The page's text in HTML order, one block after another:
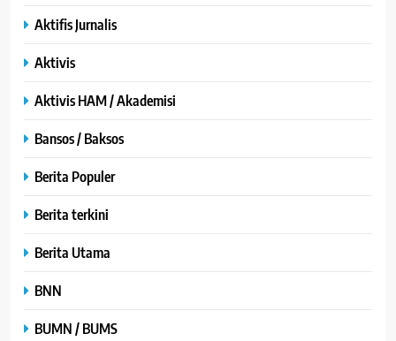
Aktifis Jurnalis
Aktivis
Aktivis HAM / Akademisi
Bansos / Baksos
Berita Populer
Berita terkini
Berita Utama
BNN
BUMN / BUMS